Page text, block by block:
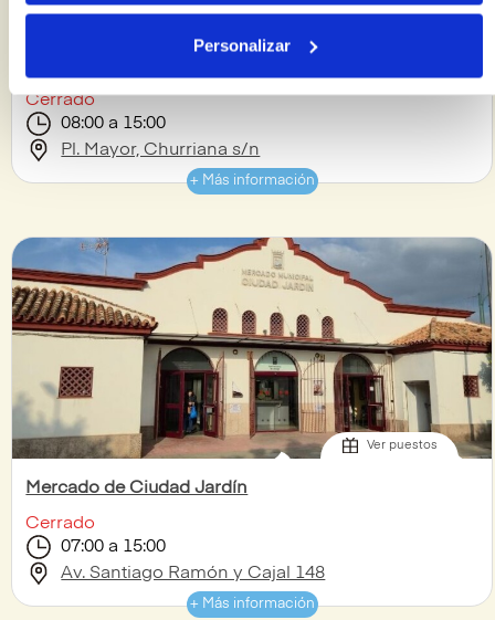
Personalizar
Cerrado
08:00 a 15:00
Pl. Mayor, Churriana s/n
+ Más información
Ver puestos
Mercado de Ciudad Jardín
Cerrado
07:00 a 15:00
Av. Santiago Ramón y Cajal 148
+ Más información